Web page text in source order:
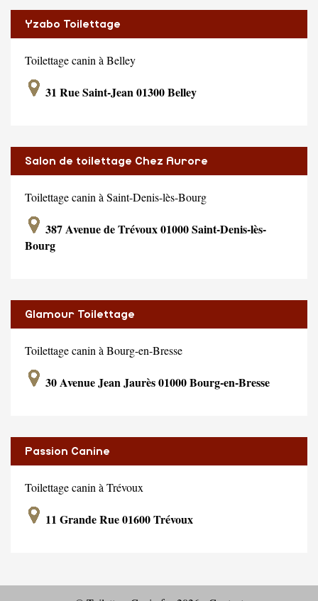
Yzabo Toilettage
Toilettage canin à Belley
31 Rue Saint-Jean 01300 Belley
Salon de toilettage Chez Aurore
Toilettage canin à Saint-Denis-lès-Bourg
387 Avenue de Trévoux 01000 Saint-Denis-lès-
Bourg
Glamour Toilettage
Toilettage canin à Bourg-en-Bresse
30 Avenue Jean Jaurès 01000 Bourg-en-Bresse
Passion Canine
Toilettage canin à Trévoux
11 Grande Rue 01600 Trévoux